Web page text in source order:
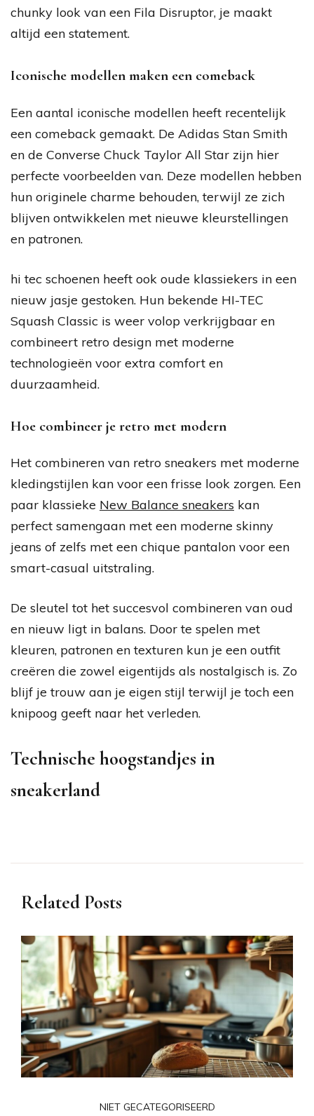
chunky look van een Fila Disruptor, je maakt
altijd een statement.
Iconische modellen maken een comeback
Een aantal iconische modellen heeft recentelijk
een comeback gemaakt. De Adidas Stan Smith
en de Converse Chuck Taylor All Star zijn hier
perfecte voorbeelden van. Deze modellen hebben
hun originele charme behouden, terwijl ze zich
blijven ontwikkelen met nieuwe kleurstellingen
en patronen.
hi tec schoenen heeft ook oude klassiekers in een
nieuw jasje gestoken. Hun bekende HI-TEC
Squash Classic is weer volop verkrijgbaar en
combineert retro design met moderne
technologieën voor extra comfort en
duurzaamheid.
Hoe combineer je retro met modern
Het combineren van retro sneakers met moderne
kledingstijlen kan voor een frisse look zorgen. Een
paar klassieke New Balance sneakers kan
perfect samengaan met een moderne skinny
jeans of zelfs met een chique pantalon voor een
smart-casual uitstraling.
De sleutel tot het succesvol combineren van oud
en nieuw ligt in balans. Door te spelen met
kleuren, patronen en texturen kun je een outfit
creëren die zowel eigentijds als nostalgisch is. Zo
blijf je trouw aan je eigen stijl terwijl je toch een
knipoog geeft naar het verleden.
Technische hoogstandjes in
sneakerland
Related Posts
NIET GECATEGORISEERD